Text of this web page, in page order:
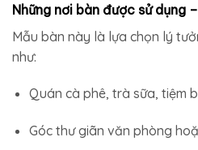
Những nơi bàn được sử dụng
Mẫu bàn này là lựa chọn lý
như:
Quán cà phê, trà sữa, tiệm
Góc thư giãn văn phòng